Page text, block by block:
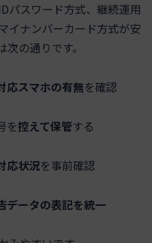
パスワード方式、継続運用
イナンバーカード方式が安
の通りです。
応スマホの有無を確認
を控えて保管する
応状況を事前確認
データの表記を統一